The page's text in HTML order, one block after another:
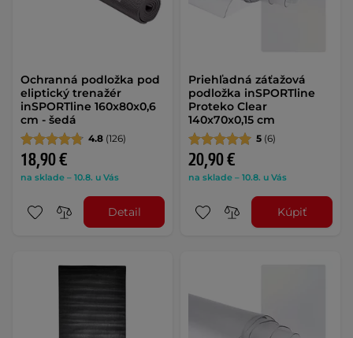
Ochranná podložka pod
eliptický trenažér
inSPORTline 160x80x0,6
cm - šedá
4.8 (126)
18,90 €
na sklade – 10.8. u Vás
Detail
Priehľadná záťažová
podložka inSPORTline
Proteko Clear
140x70x0,15 cm
5 (6)
20,90 €
na sklade – 10.8. u Vás
Kúpiť